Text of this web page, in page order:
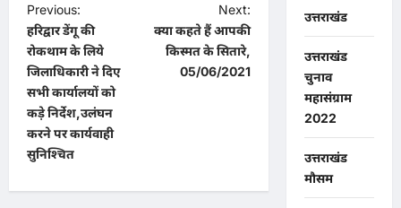
P
o
s
t
n
a
Previous:
हरिद्वार डेंगू की
रोकथाम के लिये
जिलाधिकारी ने दिए
सभी कार्यालयों को
कड़े निर्देश,उलंघन
करने पर कार्यवाही
सुनिश्चित
Next:
क्या कहते हैं आपकी
किस्मत के सितारे,
05/06/2021
उत्तराखंड
उत्तराखंड
चुनाव
महासंग्राम
2022
उत्तराखंड
मौसम